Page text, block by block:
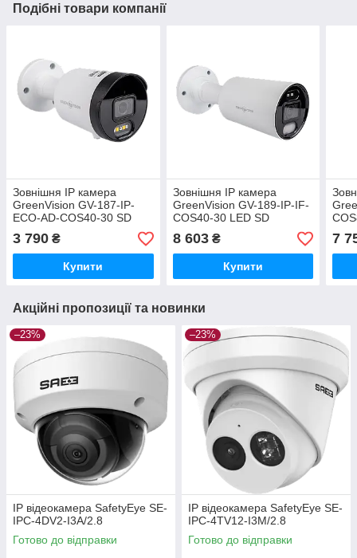
Подібні товари компанії
Зовнішня IP камера
GreenVision GV-187-IP-
ECO-AD-COS40-30 SD
3 790 ₴
Купити
Зовнішня IP камера
GreenVision GV-189-IP-IF-
COS40-30 LED SD
8 603₴
Купити
7
Акційні пропозиції та новинки
–23%
IP відеокамера SafetyEye SE-
IPC-4DV2-I3A/2.8
Готово до відправки
–23%
IP відеокамера SafetyEye SE-
IPC-4TV12-I3M/2.8
Готово до відправки